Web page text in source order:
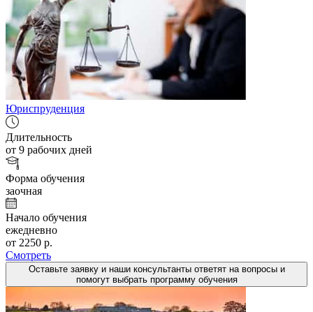
Юриспруденция
Длительность
от 9 рабочих дней
Форма обучения
заочная
Начало обучения
ежедневно
от 2250 р.
Смотреть
Оставьте заявку и наши консультанты ответят на вопросы и
помогут выбрать программу обучения